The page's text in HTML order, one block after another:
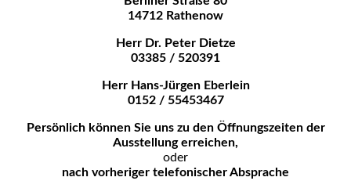
14712 Rathenow
Herr Dr. Peter Dietze
03385 / 520391
Herr Hans-Jürgen Eberlein
0152 / 55453467
Persönlich können Sie uns zu den Öffnungszeiten der
Ausstellung erreichen,
oder
nach vorheriger telefonischer Absprache